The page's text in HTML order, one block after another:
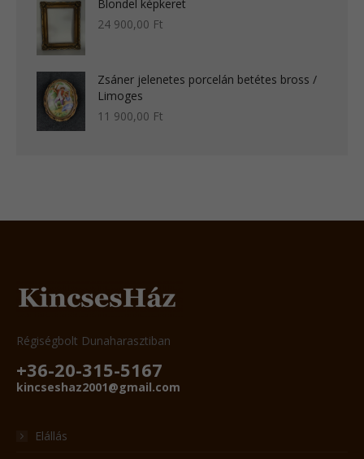
Blondel képkeret
24 900,00 Ft
Zsáner jelenetes porcelán betétes bross /
Limoges
11 900,00 Ft
Régiségbolt Dunaharasztiban
+36-20-315-5167
kincseshaz2001@gmail.com
Elállás